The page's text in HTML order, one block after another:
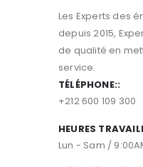
Les Experts des
depuis 2015,
de qualité en
service.
TÉLÉPHONE::
+212 600 109 300
HEURES
Lun - Sam /